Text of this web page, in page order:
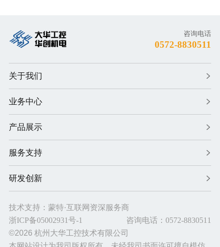
咨询电话
0572-8830511
关于我们
业务中心
产品展示
服务支持
研发创新
技术支持： 蒙特·互联网资深服务商
网站建设由蒙特提供
网站设计由蒙特提供
浙ICP备05002931号-1
咨询电话：0572-8830511
©2026 杭州大华工控技术有限公司